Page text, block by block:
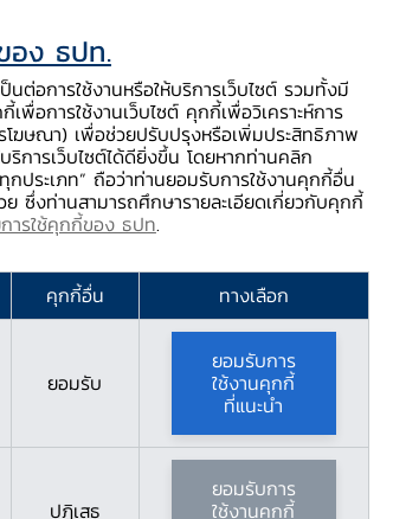
. นวัตกรรมภาคการเงิน สตางค์ Story
ช่วยเหลือ / ร้องเรียน EN
ธุรกิจสินทรัพย์ดิจิทัล
อง ธปท.
ต่อการใช้งานหรือให้บริการเว็บไซต์ รวมทั้งมี
พื่อการใช้งานเว็บไซต์ คุกกี้เพื่อวิเคราะห์การ
รโฆษณา) เพื่อช่วยปรับปรุงหรือเพิ่มประสิทธิภาพ
ริการเว็บไซต์ได้ดียิ่งขึ้น โดยหากท่านคลิก
กประเภท” ถือว่าท่านยอมรับการใช้งานคุกกี้อื่น
ซึ่งท่านสามารถศึกษารายละเอียดเกี่ยวกับคุกกี้
ารใช้คุกกี้ของ ธปท.
คุกกี้อื่น ทางเลือก
ยอมรับ
ยอมรับการ
ใช้งานคุกกี้
ที่แนะนำ
ปฏิเสธ
ยอมรับการ
ใช้งานคุกกี้